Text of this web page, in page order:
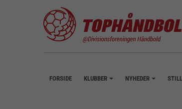
FORSIDE KLUBBER NYHEDER